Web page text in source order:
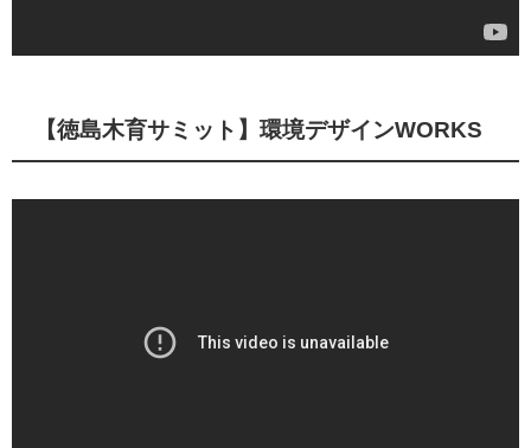
【徳島木育サミット】環境デザインWORKS